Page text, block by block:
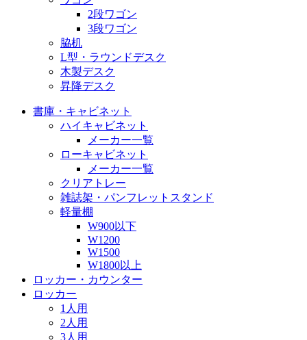
2段ワゴン
3段ワゴン
脇机
L型・ラウンドデスク
木製デスク
昇降デスク
書庫・キャビネット
ハイキャビネット
メーカー一覧
ローキャビネット
メーカー一覧
クリアトレー
雑誌架・パンフレットスタンド
軽量棚
W900以下
W1200
W1500
W1800以上
ロッカー・カウンター
ロッカー
1人用
2人用
3人用